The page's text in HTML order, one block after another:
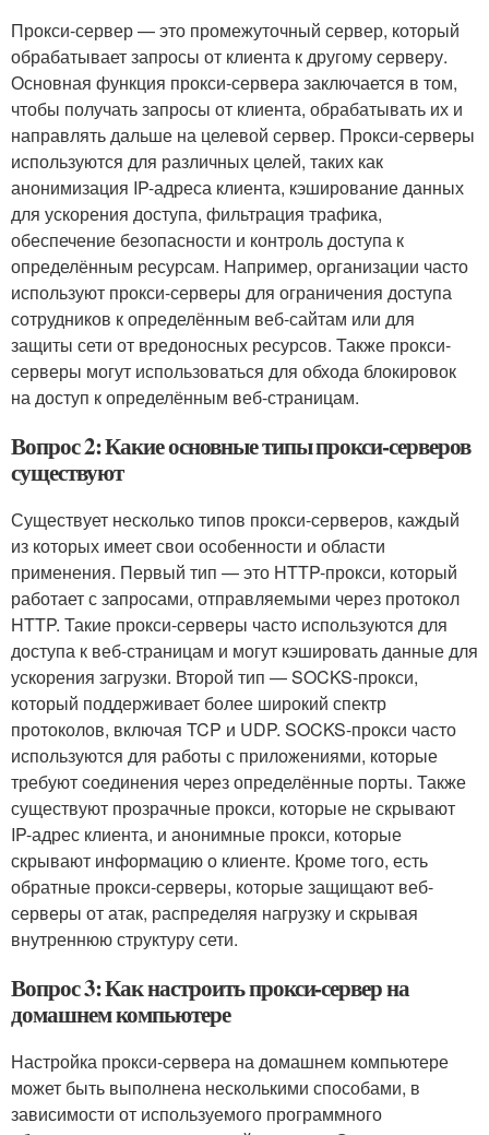
Прокси-сервер — это промежуточный сервер, который
обрабатывает запросы от клиента к другому серверу.
Основная функция прокси-сервера заключается в том,
чтобы получать запросы от клиента, обрабатывать их и
направлять дальше на целевой сервер. Прокси-серверы
используются для различных целей, таких как
анонимизация IP-адреса клиента, кэширование данных
для ускорения доступа, фильтрация трафика,
обеспечение безопасности и контроль доступа к
определённым ресурсам. Например, организации часто
используют прокси-серверы для ограничения доступа
сотрудников к определённым веб-сайтам или для
защиты сети от вредоносных ресурсов. Также прокси-
серверы могут использоваться для обхода блокировок
на доступ к определённым веб-страницам.
Вопрос 2: Какие основные типы прокси-серверов
существуют
Существует несколько типов прокси-серверов, каждый
из которых имеет свои особенности и области
применения. Первый тип — это HTTP-прокси, который
работает с запросами, отправляемыми через протокол
HTTP. Такие прокси-серверы часто используются для
доступа к веб-страницам и могут кэшировать данные для
ускорения загрузки. Второй тип — SOCKS-прокси,
который поддерживает более широкий спектр
протоколов, включая TCP и UDP. SOCKS-прокси часто
используются для работы с приложениями, которые
требуют соединения через определённые порты. Также
существуют прозрачные прокси, которые не скрывают
IP-адрес клиента, и анонимные прокси, которые
скрывают информацию о клиенте. Кроме того, есть
обратные прокси-серверы, которые защищают веб-
серверы от атак, распределяя нагрузку и скрывая
внутреннюю структуру сети.
Вопрос 3: Как настроить прокси-сервер на
домашнем компьютере
Настройка прокси-сервера на домашнем компьютере
может быть выполнена несколькими способами, в
зависимости от используемого программного